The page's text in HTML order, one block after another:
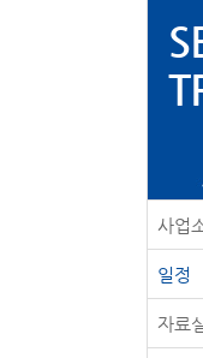
사업
일정
자료